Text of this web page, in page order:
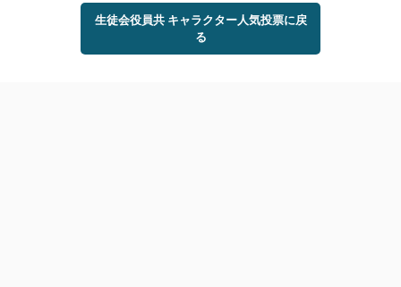
生徒会役員共 キャラクター人気投票に戻
る